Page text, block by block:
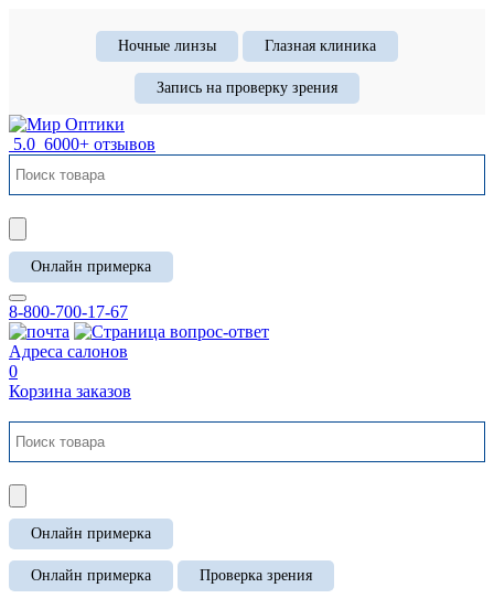
Ночные линзы Глазная клиника
Запись на проверку зрения
5.0 6000+ отзывов
Онлайн примерка
8-800-700-17-67
Адреса салонов
0
Корзина заказов
Онлайн примерка
Онлайн примерка Проверка зрения